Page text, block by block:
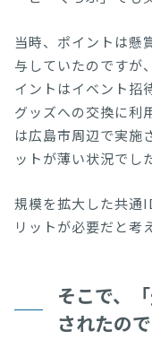
当時、ポイントは懸
与していたのですが
イントはイベント招
グッズへの交換に利
は広島市周辺で実施
ットが薄い状況でし
規模を拡大した共通
リットが必要だと考
そこで、
されたので